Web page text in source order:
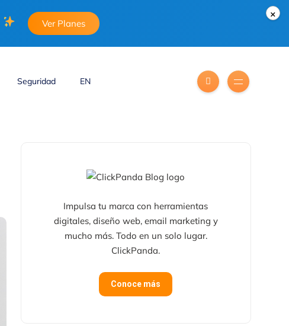
×
Ver Planes
Seguridad EN
Impulsa tu marca con herramientas
digitales, diseño web, email marketing y
mucho más. Todo en un solo lugar.
ClickPanda.
Conoce más